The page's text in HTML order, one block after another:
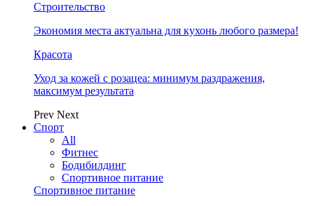
Строительство
Экономия места актуальна для кухонь любого размера!
Красота
Уход за кожей с розацеа: минимум раздражения,
максимум результата
Prev Next
Спорт
All
Фитнес
Бодибилдинг
Спортивное питание
Спортивное питание